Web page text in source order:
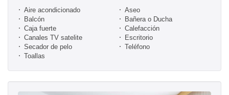
Aire acondicionado
Aseo
Balcón
Bañera o Ducha
Caja fuerte
Calefacción
Canales TV satelite
Escritorio
Secador de pelo
Teléfono
Toallas